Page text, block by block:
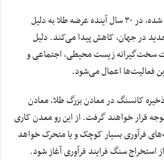
بر اساس پیش بینی‌های انجام شده، در ۳۰ سال آینده عرضه طلا به دلیل
در جهان، کاهش پیدا می‌کند. دلیل
سخت‌گیرانه زیست محیطی، اجتماعی و
فعالیت‌ها اعمال می‌شود.
کانسنگ در معادن بزرگ طلا، معادن
قرار خواهند گرفت. از این رو معدن کاری
فرآوری بسیار کوچک و یا متحرک خواهد
استخراج سنگ فرایند فرآوری آغاز شود.